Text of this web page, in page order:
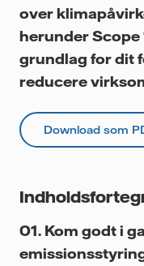
over
herunder Scope
grundlag for dit
reducere
Download som
Kom godt i